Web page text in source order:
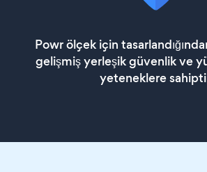
Powr ölçek için
gelişmiş yerleşik güvenlik ve
yeteneklere